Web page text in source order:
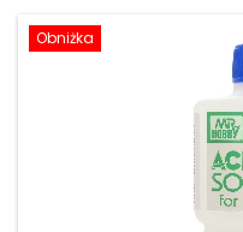
Obniżka